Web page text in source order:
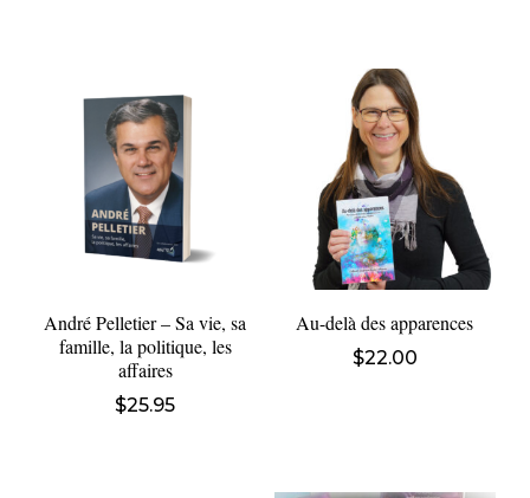
André Pelletier – Sa vie, sa
famille, la politique, les
affaires
$25.95
Au-delà des apparences
$22.00